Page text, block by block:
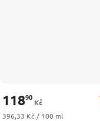
11890
Kč
Měrná cena:
396,33 Kč / 100 ml